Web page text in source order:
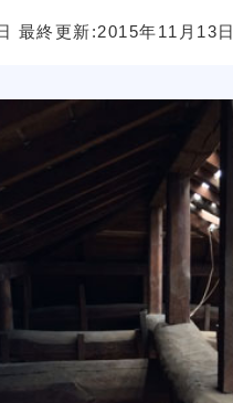
最終更新:2015年11月13日